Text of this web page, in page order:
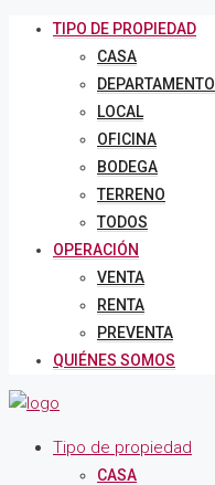
TIPO DE PROPIEDAD
CASA
DEPARTAMENTO
LOCAL
OFICINA
BODEGA
TERRENO
TODOS
OPERACIÓN
VENTA
RENTA
PREVENTA
QUIÉNES SOMOS
Tipo de propiedad
CASA